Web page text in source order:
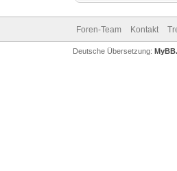
Foren-Team Kontakt
Deutsche Übersetzung: